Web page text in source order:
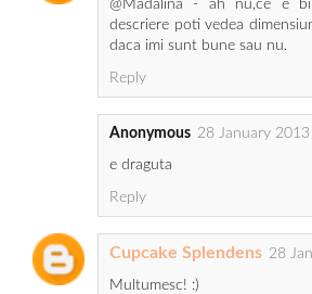
@Madalina - ah nu,ce e
descriere poti vedea
daca imi sunt bune sau nu.
Reply
Anonymous 28 January
e draguta
Reply
Cupcake Splendens 28
Multumesc! :)